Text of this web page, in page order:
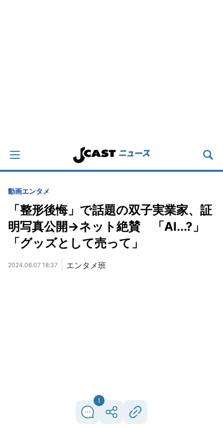
動画エンタメ
「整形後悔」で話題の双子実業家、証
明写真公開→ネット絶賛 「AI...?」
「グッズとして売って」
2024.06.07 18:37 エンタメ班
1